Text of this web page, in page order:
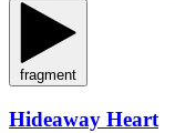
fragment
Hideaway Heart